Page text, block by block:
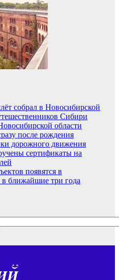
собрал в Новосибирской
Сибири
области
после рождения
дорожного движения
сертификаты на
появятся в
ближайшие три года